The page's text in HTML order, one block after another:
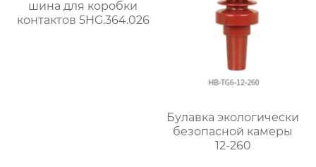
шина для коробки
контактов 5HG.364.026
Булавка экологически
безопасной камеры
12-260